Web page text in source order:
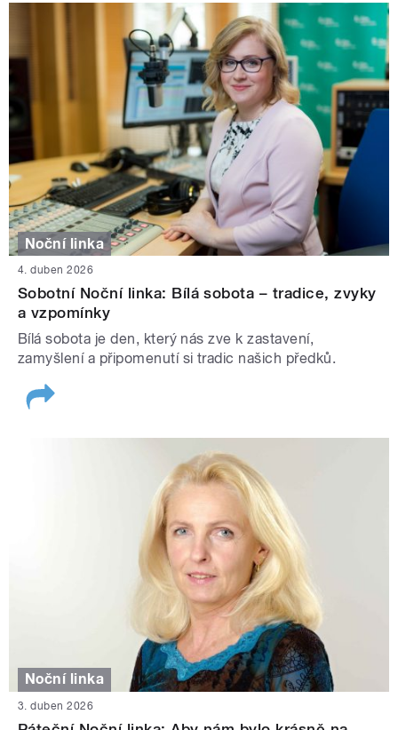
Noční linka
4. duben 2026
Sobotní Noční linka: Bílá sobota – tradice, zvyky
a vzpomínky
Bílá sobota je den, který nás zve k zastavení,
zamyšlení a připomenutí si tradic našich předků.
Noční linka
3. duben 2026